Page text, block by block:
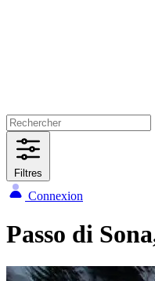
Filtres
Connexion
Passo di